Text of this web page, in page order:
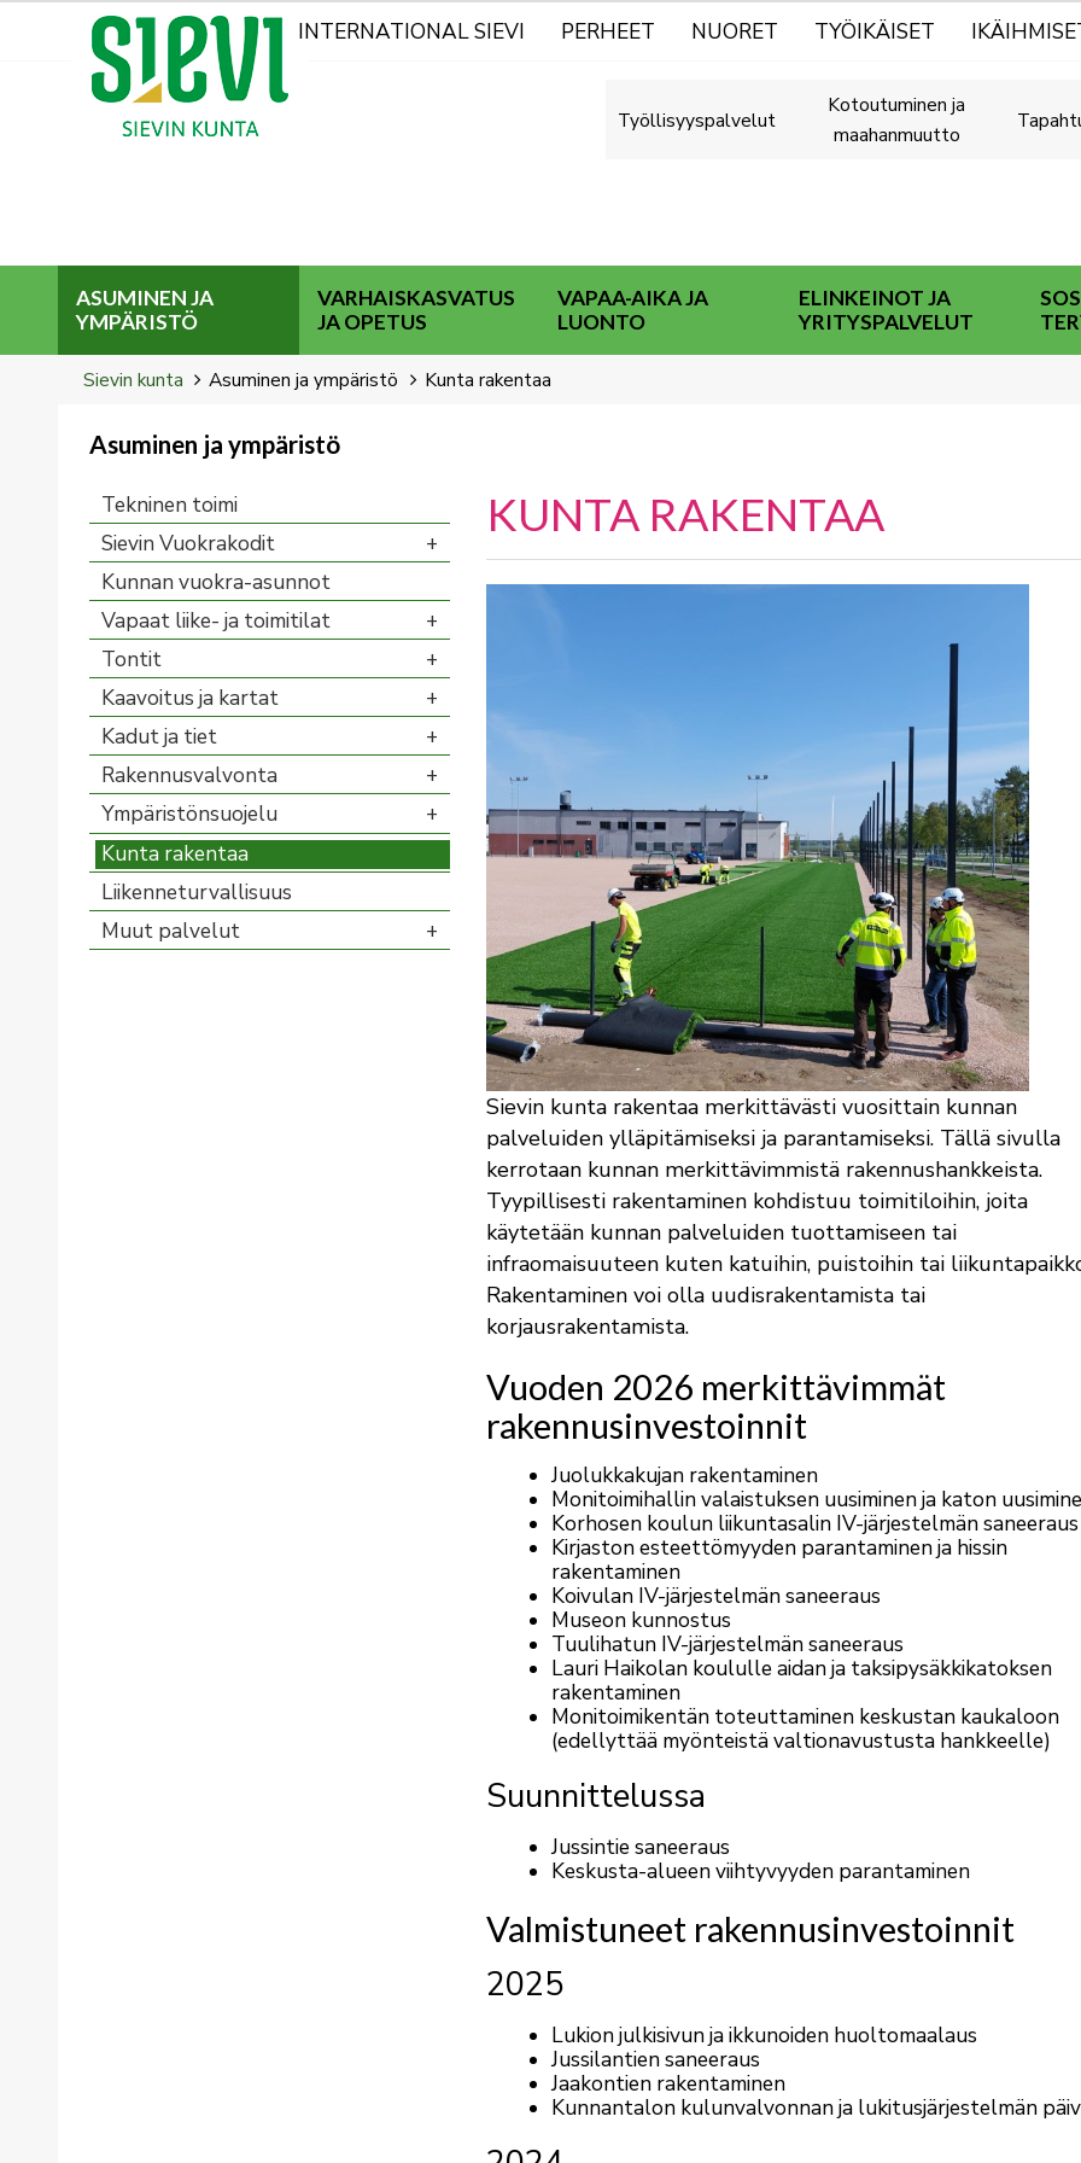
Kohderyhmät
INTERNATIONAL SIEVI PERHEET NUORET TYÖIKÄISET
Työllisyyspalvelut
Kotoutuminen ja
maahanmuutto
ASUMINEN JA
YMPÄRISTÖ
VARHAISKASVATUS
JA OPETUS
VAPAA-AIKA JA
LUONTO
ELINKEINOT JA
YRITYSPALVELUT
Breadcrumbs
You
here:
Sievin kunta Asuminen ja ympäristö Kunta rakentaa
You
here:
Asuminen ja ympäristö
Tekninen toimi
Sievin Vuokrakodit
Kunnan vuokra-asunnot
Vapaat liike- ja toimitilat
Tontit
Kaavoitus ja kartat
Kadut ja tiet
Rakennusvalvonta
Ympäristönsuojelu
Kunta rakentaa
Liikenneturvallisuus
Muut palvelut
KUNTA RAKENTAA
Sievin kunta rakentaa merkittävästi vuosittain kunnan
palveluiden ylläpitämiseksi ja parantamiseksi. Tällä sivulla
kerrotaan kunnan merkittävimmistä rakennushankkeista.
Tyypillisesti rakentaminen kohdistuu toimitiloihin, joita
käytetään kunnan palveluiden tuottamiseen tai
infraomaisuuteen kuten katuihin, puistoihin tai
Rakentaminen voi olla uudisrakentamista tai
korjausrakentamista.
Vuoden 2026 merkittävimmät
rakennusinvestoinnit
Juolukkakujan rakentaminen
Monitoimihallin valaistuksen uusiminen ja katon
Korhosen koulun liikuntasalin IV-järjestelmän saneeraus
Kirjaston esteettömyyden parantaminen ja hissin
rakentaminen
Koivulan IV-järjestelmän saneeraus
Museon kunnostus
Tuulihatun IV-järjestelmän saneeraus
Lauri Haikolan koululle aidan ja taksipysäkkikatoksen
rakentaminen
Monitoimikentän toteuttaminen keskustan kaukaloon
(edellyttää myönteistä valtionavustusta hankkeelle)
Suunnittelussa
Jussintie saneeraus
Keskusta-alueen viihtyvyyden parantaminen
Valmistuneet rakennusinvestoinnit
2025
Lukion julkisivun ja ikkunoiden huoltomaalaus
Jussilantien saneeraus
Jaakontien rakentaminen
Kunnantalon kulunvalvonnan ja lukitusjärjestelmän